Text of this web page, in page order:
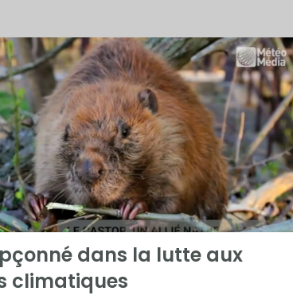
dans la lutte aux
climatiques